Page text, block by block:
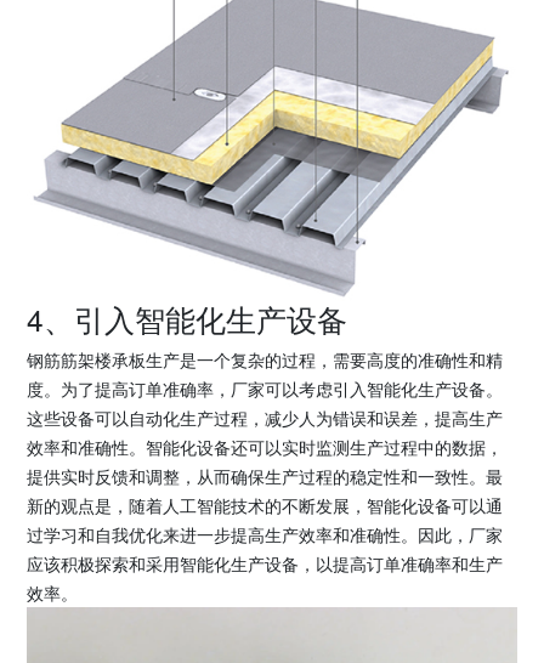
4、引入智能化生产设备
钢筋筋架楼承板生产是一个复杂的过程，需要高度的准确性和精
度。为了提高订单准确率，厂家可以考虑引入智能化生产设备。
这些设备可以自动化生产过程，减少人为错误和误差，提高生产
效率和准确性。智能化设备还可以实时监测生产过程中的数据，
提供实时反馈和调整，从而确保生产过程的稳定性和一致性。最
新的观点是，随着人工智能技术的不断发展，智能化设备可以通
过学习和自我优化来进一步提高生产效率和准确性。因此，厂家
应该积极探索和采用智能化生产设备，以提高订单准确率和生产
效率。